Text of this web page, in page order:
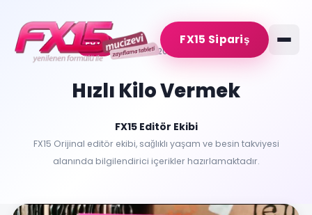
FX15 Sipariş
FX15 29 Eylül 2023
Hızlı Kilo Vermek
FX15 Editör Ekibi
FX15 Orijinal editör ekibi, sağlıklı yaşam ve besin takviyesi
alanında bilgilendirici içerikler hazırlamaktadır.